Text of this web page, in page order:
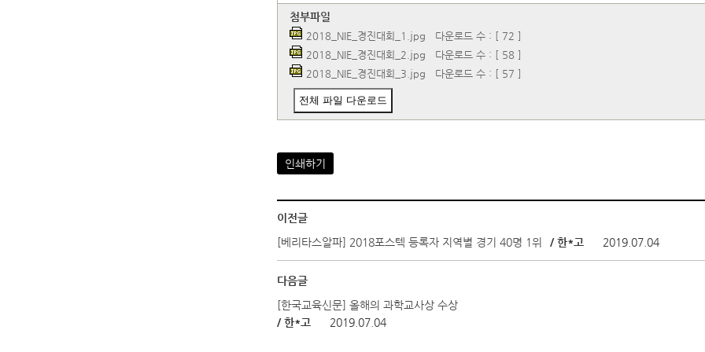
첨부파일
2018_NIE_경진대회_1.jpg 다운로드 수 : [ 72 ]
2018_NIE_경진대회_2.jpg 다운로드 수 : [ 58 ]
2018_NIE_경진대회_3.jpg 다운로드 수 : [ 57 ]
전체 파일 다운로드
인쇄하기
이전글
[베리타스알파] 2018포스텍 등록자 지역별 경기 40명 1위
/ 한*고 2019.07.04
다음글
[한국교육신문] 올해의 과학교사상 수상
/ 한*고
2019.07.04